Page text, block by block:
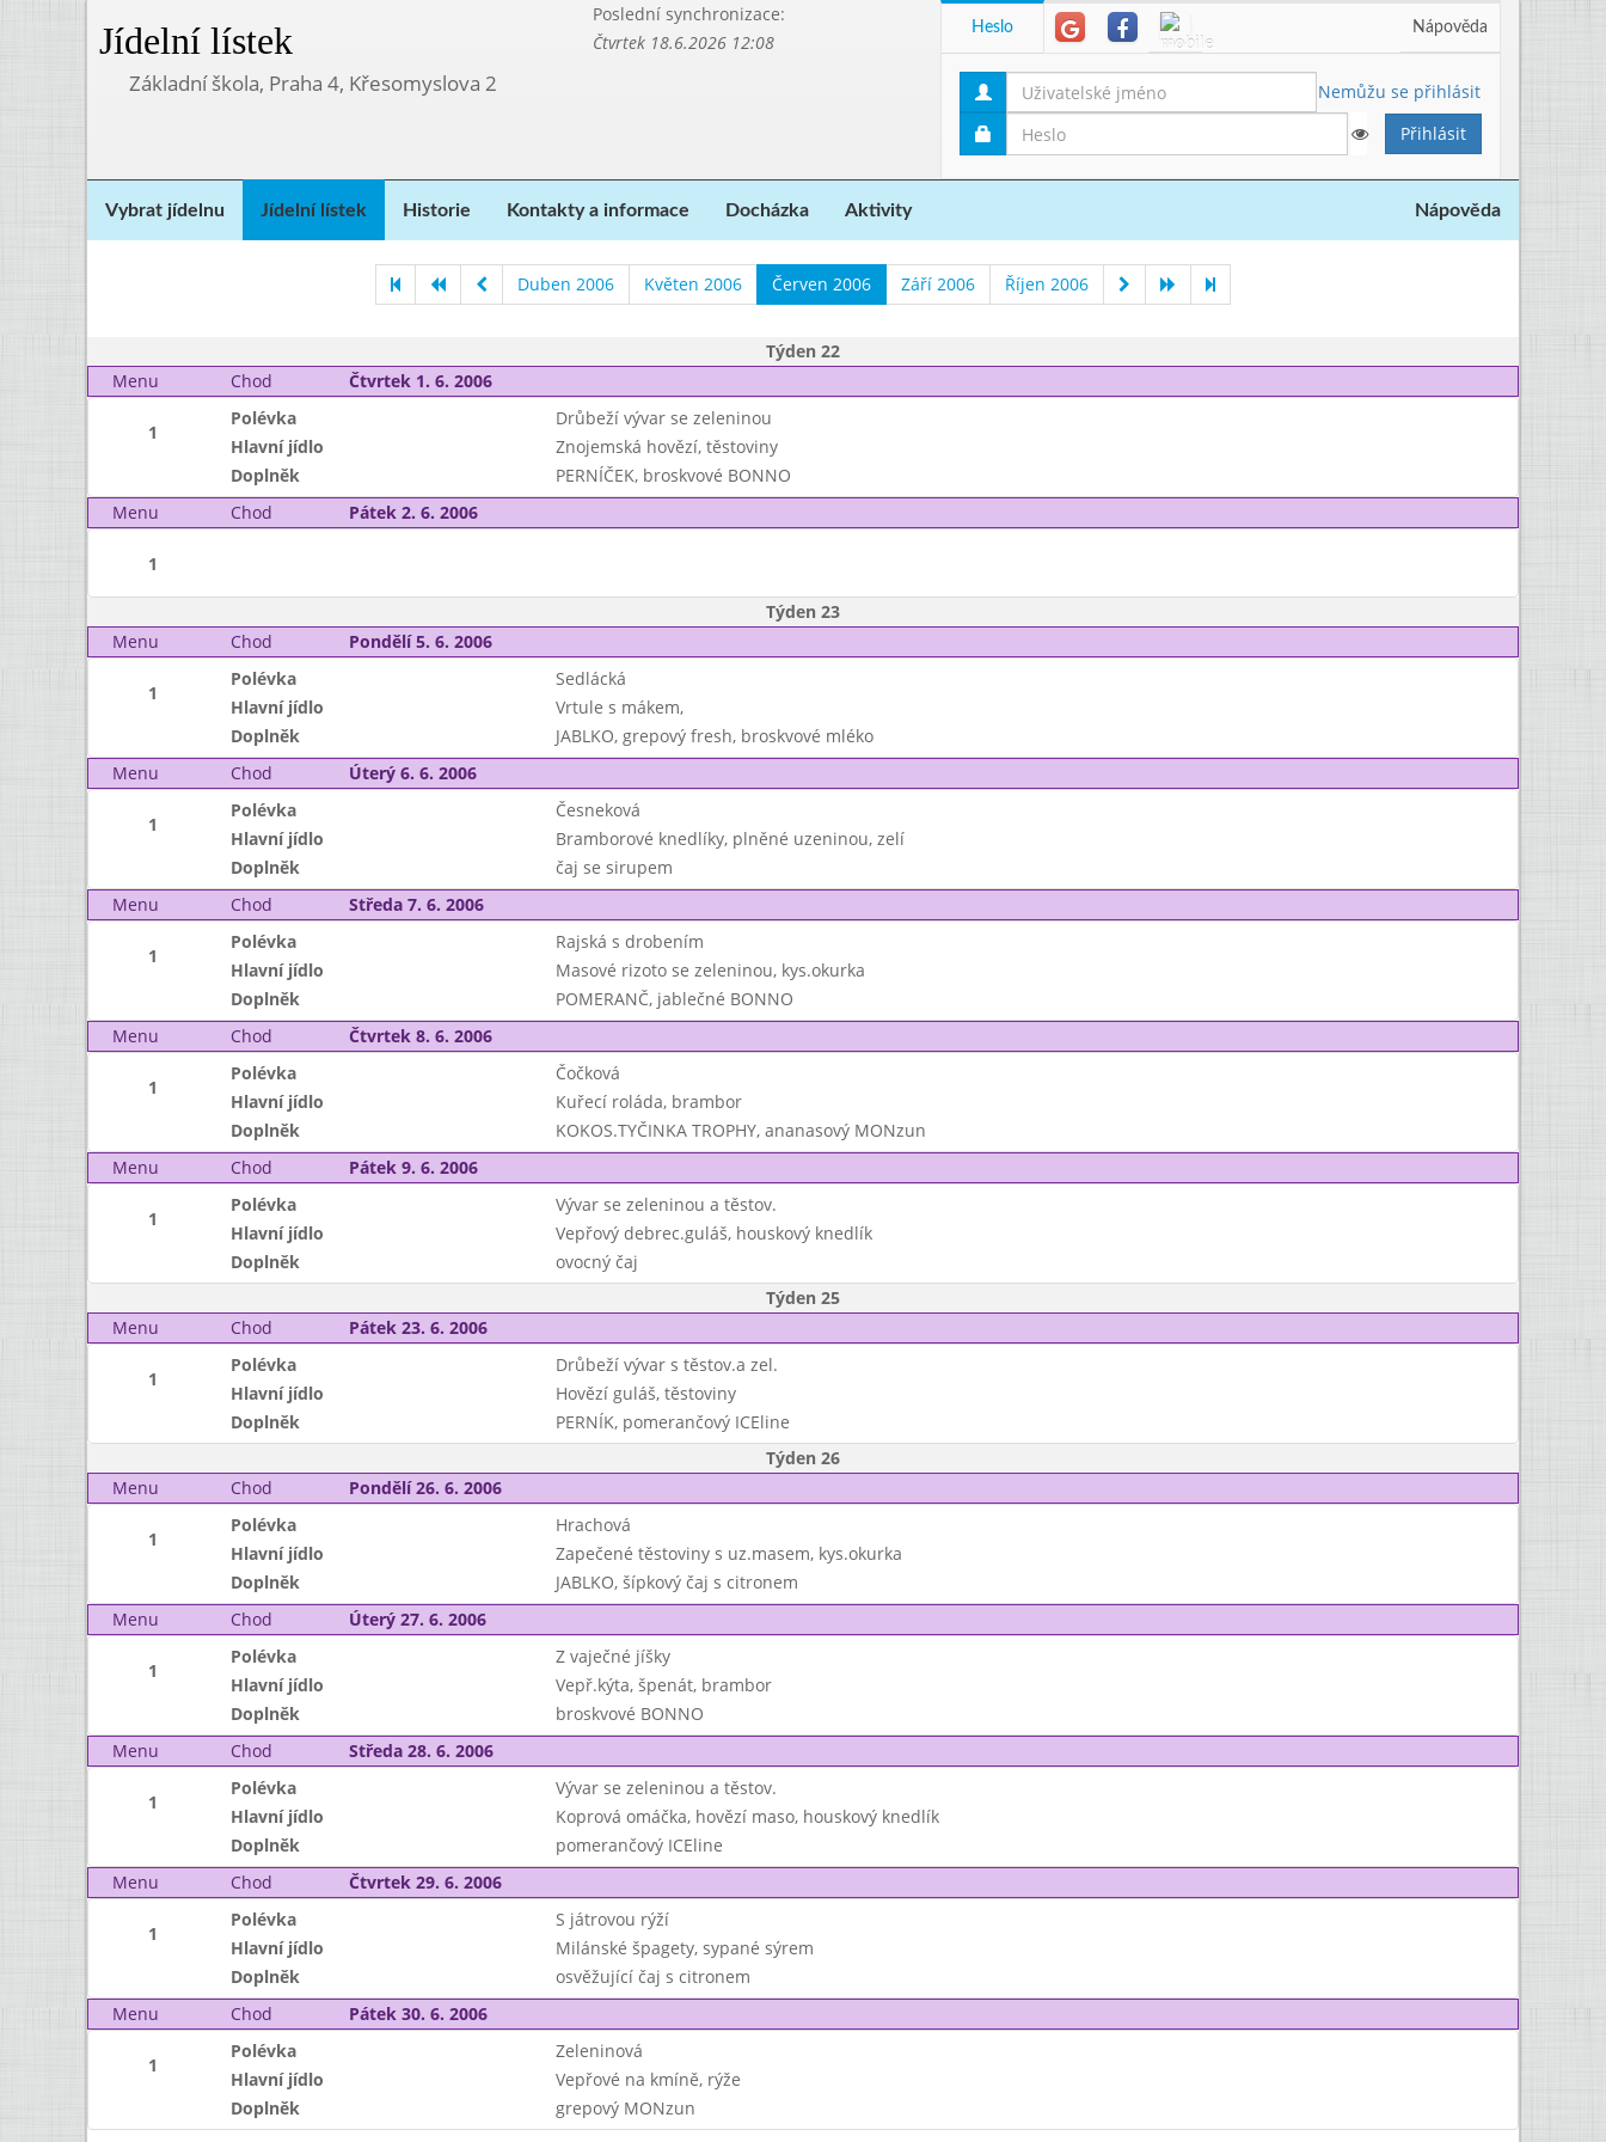
Jídelní lístek
Poslední synchronizace:
Čtvrtek 18.6.2026 12:08
Základní škola, Praha 4, Křesomyslova 2
Heslo Nápověda
Nemůžu se přihlásit
Vybrat jídelnu Jídelní lístek Historie Kontakty a informace Docházka Aktivity Nápověda
Duben 2006 Květen 2006 Červen 2006 Září 2006 Říjen 2006
Týden 22
Menu
Chod Čtvrtek 1. 6. 2006
1
Polévka
Drůbeží vývar se zeleninou
Hlavní jídlo
Znojemská hovězí, těstoviny
Doplněk
PERNÍČEK, broskvové BONNO
Menu
Chod Pátek 2. 6. 2006
1
Týden 23
Menu
Chod Pondělí 5. 6. 2006
1
Polévka
Sedlácká
Hlavní jídlo
Vrtule s mákem,
Doplněk
JABLKO, grepový fresh, broskvové mléko
Menu
Chod Úterý 6. 6. 2006
1
Polévka
Česneková
Hlavní jídlo
Bramborové knedlíky, plněné uzeninou, zelí
Doplněk
čaj se sirupem
Menu
Chod Středa 7. 6. 2006
1
Polévka
Rajská s drobením
Hlavní jídlo
Masové rizoto se zeleninou, kys.okurka
Doplněk
POMERANČ, jablečné BONNO
Menu
Chod Čtvrtek 8. 6. 2006
1
Polévka
Čočková
Hlavní jídlo
Kuřecí roláda, brambor
Doplněk
KOKOS.TYČINKA TROPHY, ananasový MONzun
Menu
Chod Pátek 9. 6. 2006
1
Polévka
Vývar se zeleninou a těstov.
Hlavní jídlo
Vepřový debrec.guláš, houskový knedlík
Doplněk
ovocný čaj
Týden 25
Menu
Chod Pátek 23. 6. 2006
1
Polévka
Drůbeží vývar s těstov.a zel.
Hlavní jídlo
Hovězí guláš, těstoviny
Doplněk
PERNÍK, pomerančový ICEline
Týden 26
Menu
Chod Pondělí 26. 6. 2006
1
Polévka
Hrachová
Hlavní jídlo
Zapečené těstoviny s uz.masem, kys.okurka
Doplněk
JABLKO, šípkový čaj s citronem
Menu
Chod Úterý 27. 6. 2006
1
Polévka
Z vaječné jíšky
Hlavní jídlo
Vepř.kýta, špenát, brambor
Doplněk
broskvové BONNO
Menu
Chod Středa 28. 6. 2006
1
Polévka
Vývar se zeleninou a těstov.
Hlavní jídlo
Koprová omáčka, hovězí maso, houskový knedlík
Doplněk
pomerančový ICEline
Menu
Chod Čtvrtek 29. 6. 2006
1
Polévka
S játrovou rýží
Hlavní jídlo
Milánské špagety, sypané sýrem
Doplněk
osvěžující čaj s citronem
Menu
Chod Pátek 30. 6. 2006
1
Polévka
Zeleninová
Hlavní jídlo
Vepřové na kmíně, rýže
Doplněk
grepový MONzun